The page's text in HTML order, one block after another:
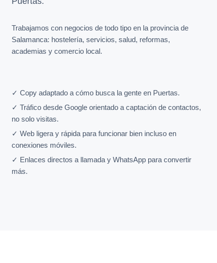
Trabajamos con negocios de todo tipo en la provincia de
Salamanca: hostelería, servicios, salud, reformas,
academias y comercio local.
✓ Copy adaptado a cómo busca la gente en Puertas.
✓ Tráfico desde Google orientado a captación de contactos,
no solo visitas.
✓ Web ligera y rápida para funcionar bien incluso en
conexiones móviles.
✓ Enlaces directos a llamada y WhatsApp para convertir
más.